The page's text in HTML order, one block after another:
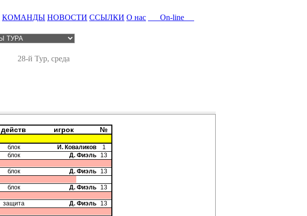
КОМАНДЫ НОВОСТИ ССЫЛКИ О нас
On-line
28-й Тур, среда
действ игрок
№
блок И. Коваликов
1
блок Д. Фиэль
13
блок Д. Фиэль
13
блок Д. Фиэль
13
защита Д. Фиэль
13